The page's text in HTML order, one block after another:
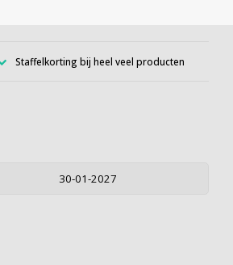
Staffelkorting bij heel veel producten
30-01-2027